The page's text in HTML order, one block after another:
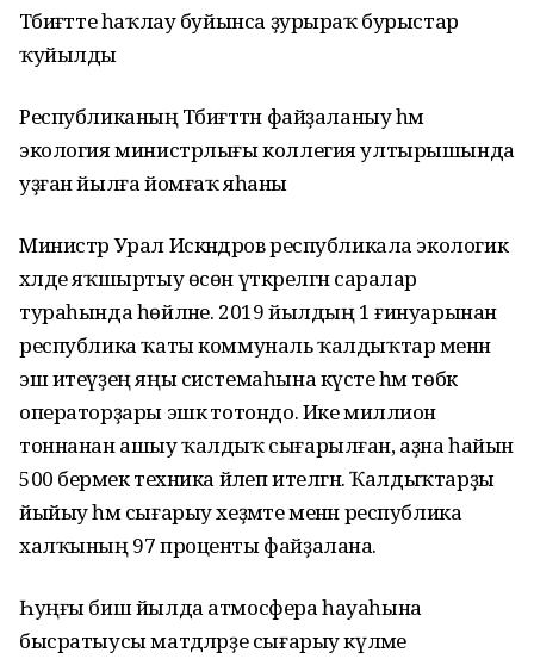
Тәбиғәтте һаҡлау буйынса ҙурыраҡ бурыстар
ҡуйылды
Республиканың Тәбиғәттән файҙаланыу һәм
экология министрлығы коллегия ултырышында
уҙған йылға йомғаҡ яһаны
Министр Урал Искәндәров республикала экологик
хәлде яҡшыртыу өсөн үткәрелгән саралар
тураһында һөйләне. 2019 йылдың 1 ғинуарынан
республика ҡаты коммуналь ҡалдыҡтар менән
эш итеүҙең яңы системаһына күсте һәм төбәк
операторҙары эшкә тотондо. Ике миллион
тоннанан ашыу ҡалдыҡ сығарылған, аҙна һайын
500 берәмек техника йәлеп ителгән. Ҡалдыҡтарҙы
йыйыу һәм сығарыу хеҙмәте менән республика
халҡының 97 проценты файҙалана.
Һуңғы биш йылда атмосфера һауаһына
бысратыусы матдәләрҙе сығарыу күләме